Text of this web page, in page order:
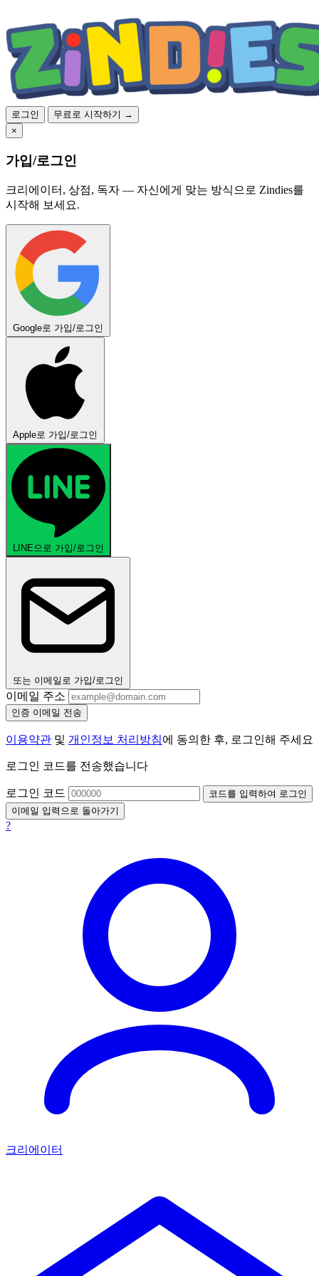
로그인
무료로 시작하기 →
×
가입/로그인
크리에이터, 상점, 독자 — 자신에게 맞는 방식으로 Zindies를
시작해 보세요.
Google로 가입/로그인
Apple로 가입/로그인
LINE으로 가입/로그인
또는 이메일로 가입/로그인
이메일 주소
인증 이메일 전송
이용약관 및 개인정보 처리방침에 동의한 후, 로그인해 주세요
로그인 코드를 전송했습니다
로그인 코드
코드를 입력하여 로그인
이메일 입력으로 돌아가기
?
크리에이터